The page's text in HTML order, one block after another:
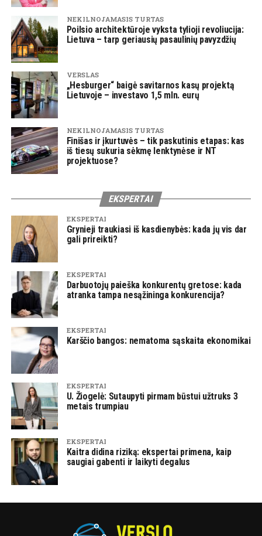
NEKILNOJAMASIS TURTAS
Poilsio architektūroje vyksta tylioji revoliucija:
Lietuva – tarp geriausių pasaulinių pavyzdžių
VERSLAS
„Hesburger“ baigė savitarnos kasų projektą
Lietuvoje – investavo 1,5 mln. eurų
NEKILNOJAMASIS TURTAS
Finišas ir įkurtuvės – tik paskutinis etapas: kas
iš tiesų sukuria sėkmę lenktynėse ir NT
projektuose?
EKSPERTAI
EKSPERTAI
Grynieji traukiasi iš kasdienybės: kada jų vis dar
gali prireikti?
EKSPERTAI
Darbuotojų paieška konkurentų gretose: kada
atranka tampa nesąžininga konkurencija?
EKSPERTAI
Karščio bangos: nematoma sąskaita ekonomikai
EKSPERTAI
U. Žiogelė: Sutaupyti pirmam būstui užtruks 3
metais trumpiau
EKSPERTAI
Kaitra didina riziką: ekspertai primena, kaip
saugiai gabenti ir laikyti degalus